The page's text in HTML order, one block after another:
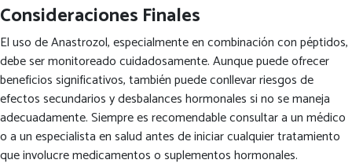
Consideraciones Finales
El uso de Anastrozol, especialmente en combinación con péptidos,
debe ser monitoreado cuidadosamente. Aunque puede ofrecer
beneficios significativos, también puede conllevar riesgos de
efectos secundarios y desbalances hormonales si no se maneja
adecuadamente. Siempre es recomendable consultar a un médico
o a un especialista en salud antes de iniciar cualquier tratamiento
que involucre medicamentos o suplementos hormonales.